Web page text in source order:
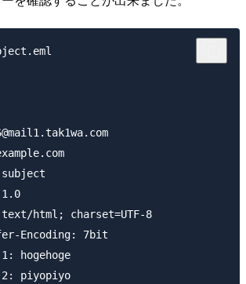
1.0
html; charset=UTF-8
Encoding: 7bit
1: hogehoge
2: piyopiyo